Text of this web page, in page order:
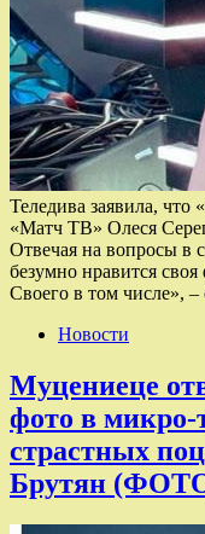
Теледива заявила, что
«Матч ТВ» Олеся
Отвечая на вопросы в
безумно нравится
Своего в том числе»,
Новости
Муцениеце
фото в микро-
страстных
Брутян